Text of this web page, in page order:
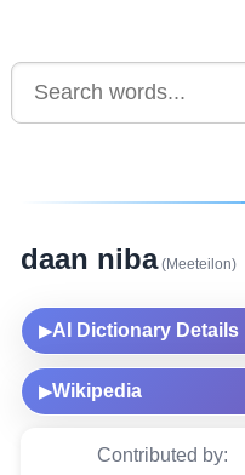
daan niba(Meeteilon)
▶AI Dictionary Details
▶Wikipedia
Contributed by: